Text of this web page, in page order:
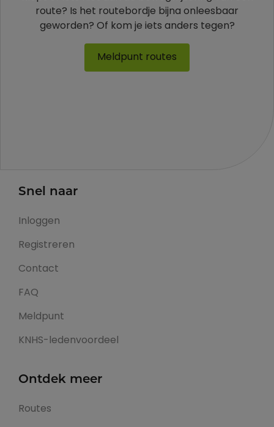
route? Is het routebordje bijna onleesbaar
geworden? Of kom je iets anders tegen?
Meldpunt routes
Snel naar
Inloggen
Registreren
Contact
FAQ
Meldpunt
KNHS-ledenvoordeel
Ontdek meer
Routes